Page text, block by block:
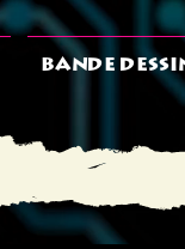
BANDE